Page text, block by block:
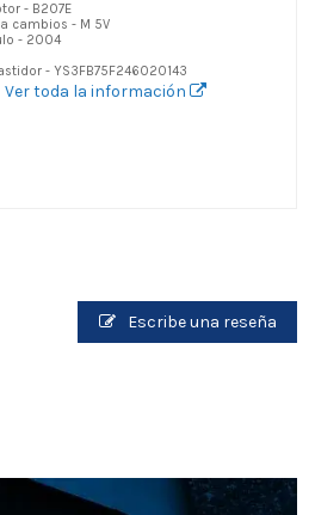
- B207E
cambios - M 5V
- 2004
- YS3FB75F246020143
Ver toda la información
Escribe una reseña